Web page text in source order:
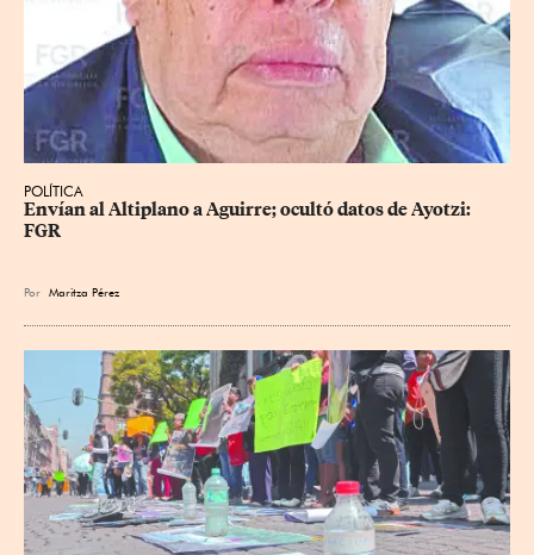
POLÍTICA
Envían al Altiplano a Aguirre; ocultó datos de Ayotzi:
FGR
Por Maritza Pérez